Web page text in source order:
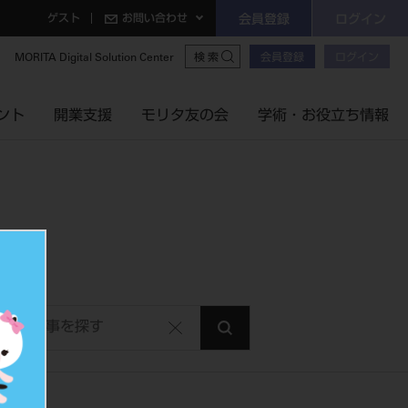
ゲスト お問い合わせ 会員登録
MORITA Digital Solution Center 検索 会員登録
ト 開業支援 モリタ友の会 学術・お役立ち情報